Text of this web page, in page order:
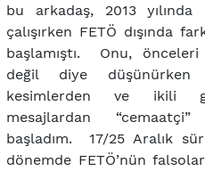
bu arkadaş, 2013 yılında
çalışırken FETÖ dışında
başlamıştı. Onu, önceleri
değil diye düşünürken
kesimlerden ve ikili
mesajlardan “cemaatçi”
başladım. 17/25 Aralık
dönemde FETÖ’nün